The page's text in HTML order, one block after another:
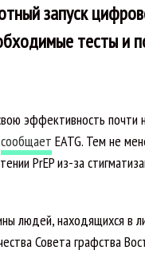
запуск
тесты и
эффективность почти
сообщает EATG. Тем не
PrEP из-за
людей, находящихся в
Совета графства